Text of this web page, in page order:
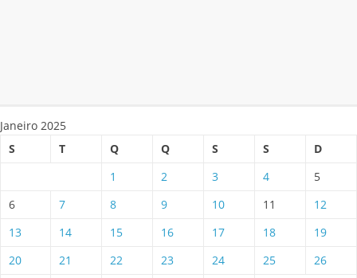
Janeiro 2025
S
T Q Q S S
D
1
2 3 4
5
6
7 8 9 10 11
12
13
14 15 16 17 18
19
20
21 22 23 24 25
26